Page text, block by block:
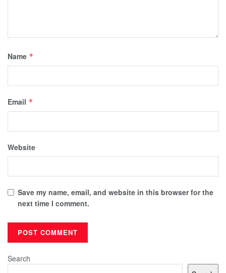
Name *
Email *
Website
Save my name, email, and website in this browser for the
next time I comment.
Search